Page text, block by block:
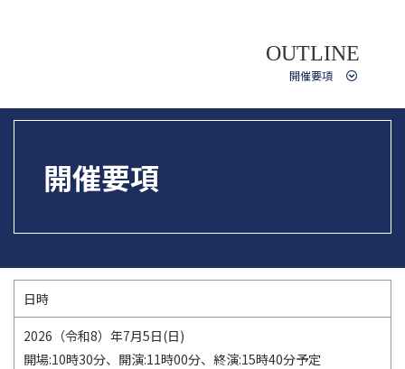
OUTLINE
開催要項
開催要項
日時
2026（令和8）年7月5日(日)
開場:10時30分、開演:11時00分、終演:15時40分予定